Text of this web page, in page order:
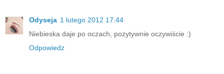
Odyseja 1 lutego 2012 17:44
Niebieska daje po oczach, pozytywnie oczywiście :)
Odpowiedz